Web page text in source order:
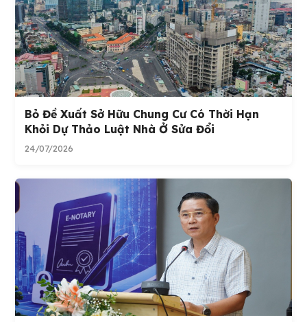
Bỏ Đề Xuất Sở Hữu Chung Cư Có Thời Hạn
Khỏi Dự Thảo Luật Nhà Ở Sửa Đổi
24/07/2026